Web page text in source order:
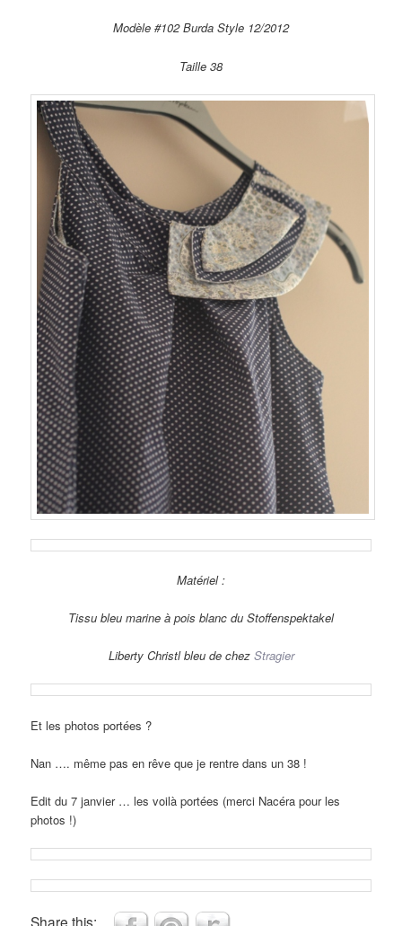
Modèle #102 Burda Style 12/2012
Taille 38
Matériel :
Tissu bleu marine à pois blanc du Stoffenspektakel
Liberty Christl bleu de chez Stragier
Et les photos portées ?
Nan …. même pas en rêve que je rentre dans un 38 !
Edit du 7 janvier … les voilà portées (merci Nacéra pour les
photos !)
Share this: